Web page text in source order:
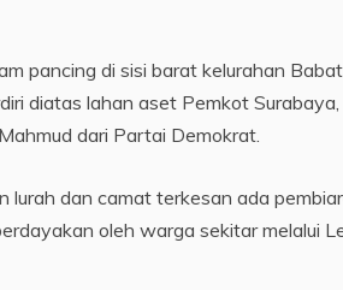
pancing di sisi barat kelurahan
diatas lahan aset Pemkot
dari Partai Demokrat.
lurah dan camat terkesan ada
oleh warga sekitar melalui